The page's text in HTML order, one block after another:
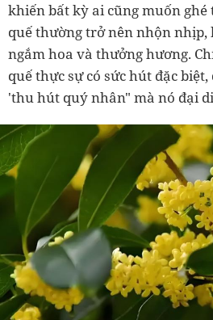
khiến bất kỳ ai cũng muốn ghé
quế thường trở nên nhộn nhịp,
ngắm hoa và thưởng hương.
quế thực sự có sức hút đặc
'thu hút quý nhân" mà nó đại